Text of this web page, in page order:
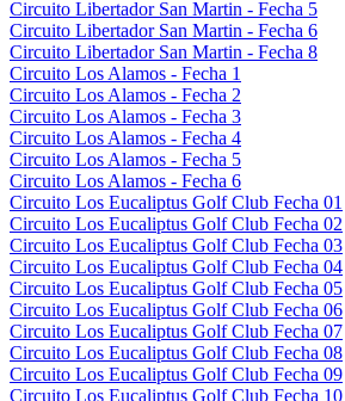
Circuito Libertador San Martin - Fecha 5
Circuito Libertador San Martin - Fecha 6
Circuito Libertador San Martin - Fecha 8
Circuito Los Alamos - Fecha 1
Circuito Los Alamos - Fecha 2
Circuito Los Alamos - Fecha 3
Circuito Los Alamos - Fecha 4
Circuito Los Alamos - Fecha 5
Circuito Los Alamos - Fecha 6
Circuito Los Eucaliptus Golf Club Fecha 01
Circuito Los Eucaliptus Golf Club Fecha 02
Circuito Los Eucaliptus Golf Club Fecha 03
Circuito Los Eucaliptus Golf Club Fecha 04
Circuito Los Eucaliptus Golf Club Fecha 05
Circuito Los Eucaliptus Golf Club Fecha 06
Circuito Los Eucaliptus Golf Club Fecha 07
Circuito Los Eucaliptus Golf Club Fecha 08
Circuito Los Eucaliptus Golf Club Fecha 09
Circuito Los Eucaliptus Golf Club Fecha 10